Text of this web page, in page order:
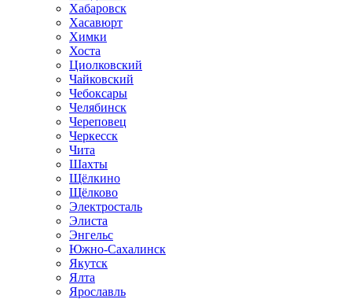
Хабаровск
Хасавюрт
Химки
Хоста
Циолковский
Чайковский
Чебоксары
Челябинск
Череповец
Черкесск
Чита
Шахты
Щёлкино
Щёлково
Электросталь
Элиста
Энгельс
Южно-Сахалинск
Якутск
Ялта
Ярославль